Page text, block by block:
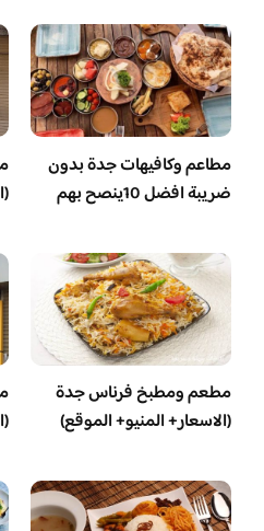
مطاعم وكافيهات جدة بدون
ضريبة افضل 10ينصح بهم
مطعم ومطبخ فرناس جدة
(الاسعار+ المنيو+ الموقع)